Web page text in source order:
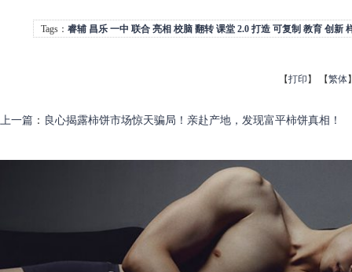
Tags： 睿辅 昌乐 一中 联合 亮相 校脑 翻转 课堂 2.0 打造 可复制 教育 创新
【打印 】 【繁体
上一篇 ： 良心揭露柿饼市场惊天骗局！亲赴产地，发现富平柿饼真相！